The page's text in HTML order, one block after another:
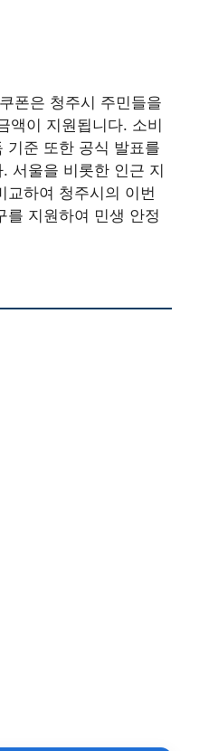
폰은 청주시 주민들을
액이 지원됩니다. 소비
기준 또한 공식 발표를
서울을 비롯한 인근 지
교하여 청주시의 이번
를 지원하여 민생 안정